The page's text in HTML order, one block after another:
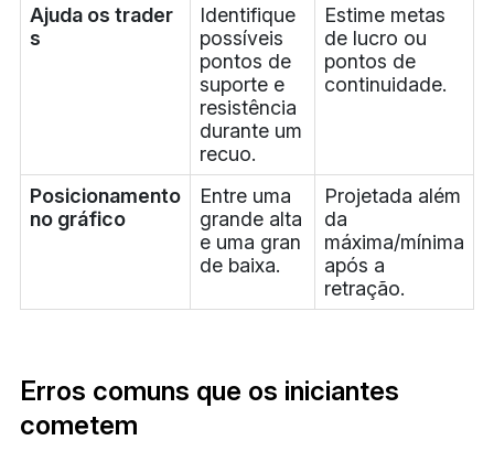
Ajuda os trader
s
Identifique
possíveis
pontos de
suporte e
resistência
durante um
recuo.
Estime metas
de lucro ou
pontos de
continuidade.
Posicionamento
no gráfico
Entre uma
grande alta
e uma gran
de baixa.
Projetada além
da
máxima/mínima
após a
retração.
Erros comuns que os iniciantes
cometem